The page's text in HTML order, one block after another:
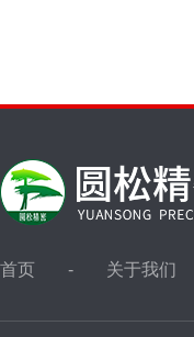
首页 关于我们